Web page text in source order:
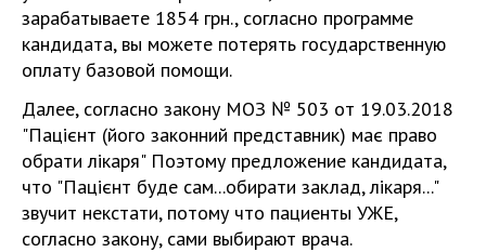
зарабатываете 1854 грн., согласно программе
кандидата, вы можете потерять государственную
оплату базовой помощи.
Далее, согласно закону МОЗ № 503 от 19.03.2018
"Пацієнт (його законний представник) має право
обрати лікаря" Поэтому предложение кандидата,
что "Пацієнт буде сам...обирати заклад, лікаря..."
звучит некстати, потому что пациенты УЖЕ,
согласно закону, сами выбирают врача.